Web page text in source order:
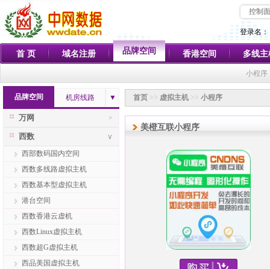
控制
登录名：
首 页 域名注册 品牌空间 香港空间 多线主
小程序
品牌空间 机房线路 ▼
>
万网
∨
西数
西部数码国内空间
西数多线路虚拟主机
西数基本型虚拟主机
港台空间
西数香港云虚机
西数Linux虚拟主机
西数超G虚拟主机
西品美国虚拟主机
首页 >> 虚拟主机 >> 小程序
美橙互联小程序